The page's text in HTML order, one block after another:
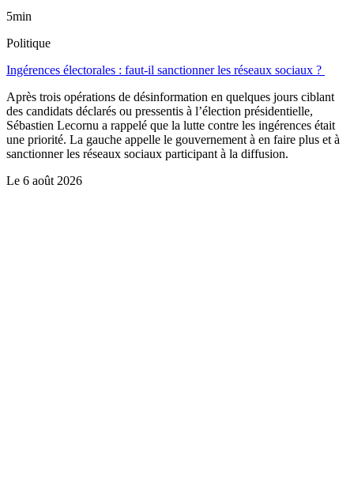
5min
Politique
Ingérences électorales : faut-il sanctionner les réseaux sociaux ?
Après trois opérations de désinformation en quelques jours ciblant
des candidats déclarés ou pressentis à l’élection présidentielle,
Sébastien Lecornu a rappelé que la lutte contre les ingérences était
une priorité. La gauche appelle le gouvernement à en faire plus et à
sanctionner les réseaux sociaux participant à la diffusion.
Le 6 août 2026